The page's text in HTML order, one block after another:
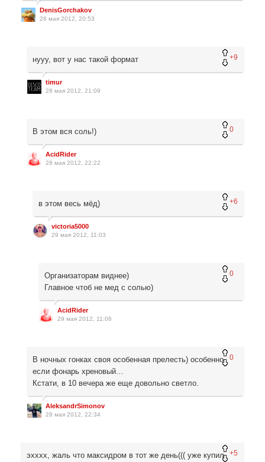
DenisGorchakov
28 мая 2012, 20:53
+9
нууу, вот у нас такой формат
timur
28 мая 2012, 21:09
0
В этом вся соль!)
AcidRider
28 мая 2012, 22:22
+6
в этом весь мёд)
victoria5000
29 мая 2012, 11:03
0
Организаторам виднее)
Главное чтоб не мед с солью)
AcidRider
29 мая 2012, 11:06
0
В ночных гонках своя особенная прелесть) особенно,
если фонарь хреновый…
Кстати, в 10 вечера же еще довольно светло.
AleksandrSimonov
28 мая 2012, 22:34
+5
эхххх, жаль что максидром в тот же день((( уже купил